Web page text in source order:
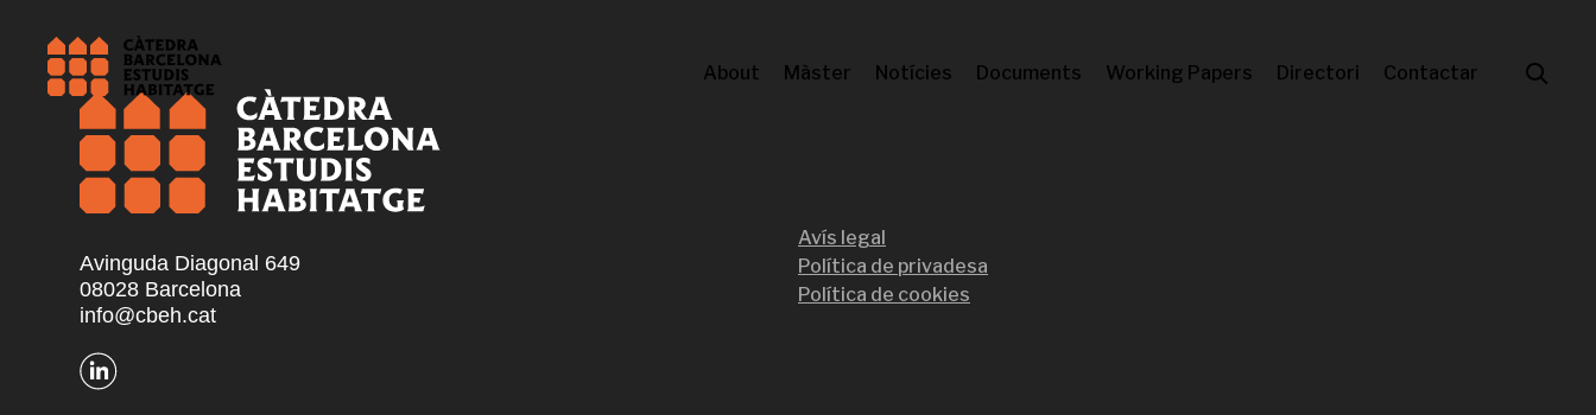
About Màster Notícies Documents Working Papers Directori Contactar
Avinguda Diagonal 649
08028 Barcelona
info@cbeh.cat
Avís legal
Política de privadesa
Política de cookies